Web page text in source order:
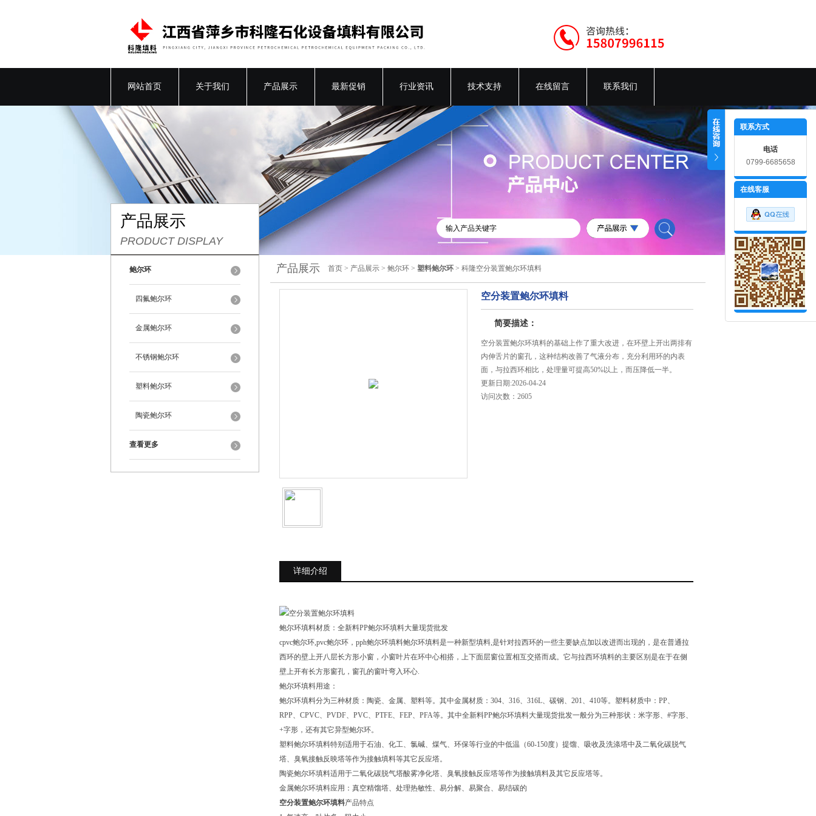
网站首页 关于我们 产品展示 最新促销 行业资讯 技术支持 在线留言 联系我们
产品展示
PRODUCT DISPLAY
鲍尔环
四氟鲍尔环
金属鲍尔环
不锈钢鲍尔环
塑料鲍尔环
陶瓷鲍尔环
查看更多
产品展示 首页 > 产品展示 > 鲍尔环 > 塑料鲍尔环 > 科隆空分装置鲍尔环填料
空分装置鲍尔环填料
简要描述：
空分装置鲍尔环填料的基础上作了重大改进，在环壁上开出两排有
内伸舌片的窗孔，这种结构改善了气液分布，充分利用环的内表
面，与拉西环相比，处理量可提高50%以上，而压降低一半。
更新日期:2026-04-24
访问次数：2605
详细介绍
鲍尔环填料材质：全新料PP鲍尔环填料大量现货批发
cpvc鲍尔环,pvc鲍尔环，pph鲍尔环填料鲍尔环填料是一种新型填料,是针对拉西环的一些主要缺点加以改进而出现的，是在普通拉
西环的壁上开八层长方形小窗，小窗叶片在环中心相搭，上下面层窗位置相互交搭而成。它与拉西环填料的主要区别是在于在侧
壁上开有长方形窗孔，窗孔的窗叶弯入环心.
鲍尔环填料用途：
鲍尔环填料分为三种材质：陶瓷、金属、塑料等。其中金属材质：304、316、316L、碳钢、201、410等。塑料材质中：PP、
RPP、CPVC、PVDF、PVC、PTFE、FEP、PFA等。其中全新料PP鲍尔环填料大量现货批发一般分为三种形状：米字形、#字形、
+字形，还有其它异型鲍尔环。
塑料鲍尔环填料特别适用于石油、化工、氯碱、煤气、环保等行业的中低温（60-150度）提馏、吸收及洗涤塔中及二氧化碳脱气
塔、臭氧接触反映塔等作为接触填料等其它反应塔。
陶瓷鲍尔环填料适用于二氧化碳脱气塔酸雾净化塔、臭氧接触反应塔等作为接触填料及其它反应塔等。
金属鲍尔环填料应用：真空精馏塔、处理热敏性、易分解、易聚合、易结碳的
空分装置鲍尔环填料产品特点
联系方式
电话
0799-6685658
在线客服